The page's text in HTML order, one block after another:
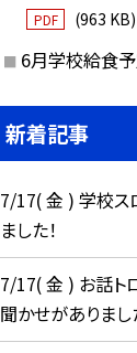
PDF (963 KB)
6月学校給食
新着記事
7/17( 金 ) 学校ス
ました！
7/17( 金 ) お話ト
聞かせがありまし